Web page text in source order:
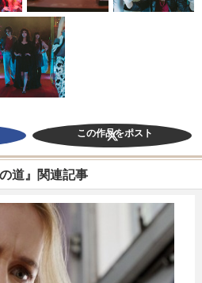
この作品をポスト
の道』関連記事